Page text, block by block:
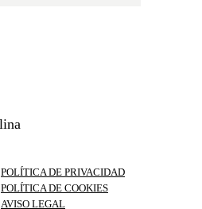
POLÍTICA DE PRIVACIDAD
POLÍTICA DE COOKIES
AVISO LEGAL